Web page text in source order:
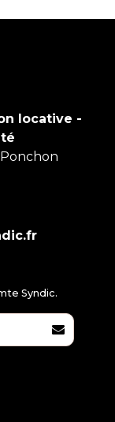
locative -
Syndic.